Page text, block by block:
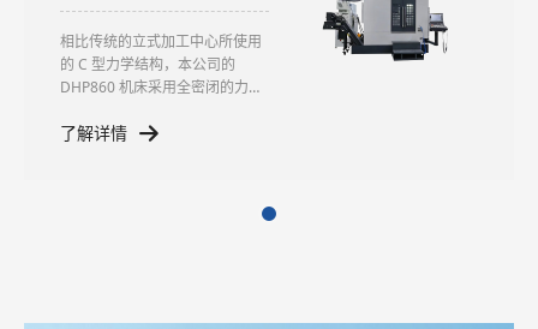
相比传统的立式加工中心所使用
的 C 型力学结构，本公司的
DHP860 机床采用全密闭的力流
提供优异的机械结构刚性，使机
了解详情